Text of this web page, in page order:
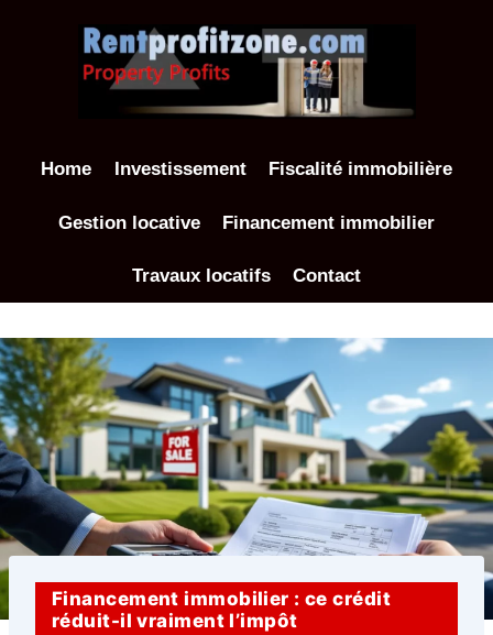
Home Investissement Fiscalité immobilière
Gestion locative Financement immobilier
Travaux locatifs Contact
Financement immobilier : ce crédit
réduit-il vraiment l’impôt